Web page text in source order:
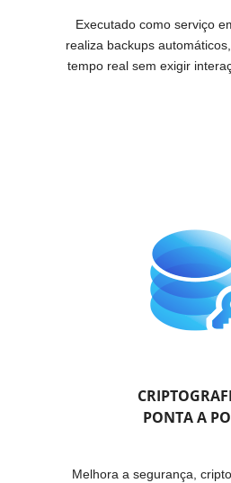
Executado como serviço
realiza backups
tempo real sem exigir
PONTA A
Melhora a segurança,